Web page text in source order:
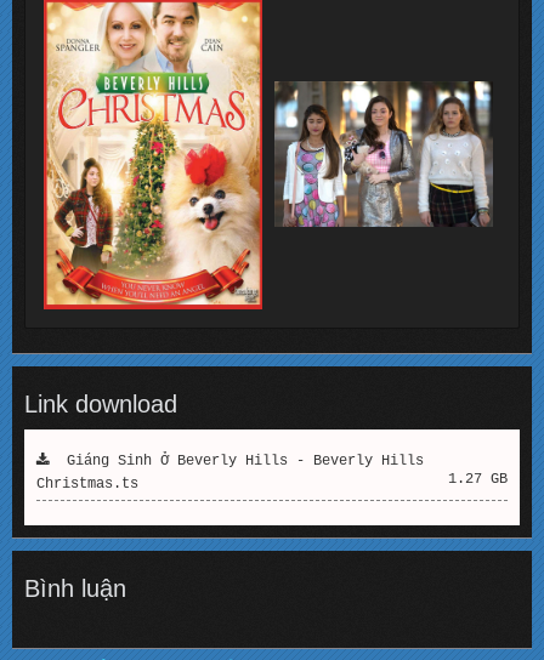
Link download
Giáng Sinh Ở Beverly Hills - Beverly Hills
Christmas.ts
1.27 GB
Bình luận